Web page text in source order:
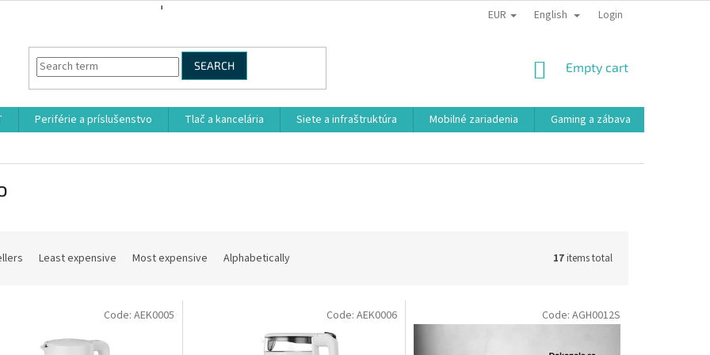
EUR English Login
SEARCH
SHOPPING
Empty cart
Periférie a príslušenstvo Tlač a kancelária Siete a infraštruktúra Mobilné zariadenia Gaming a zábava
Least expensive Most expensive Alphabetically 17items total
Code: AEK0005 Code: AEK0006 Code: AGH0012S